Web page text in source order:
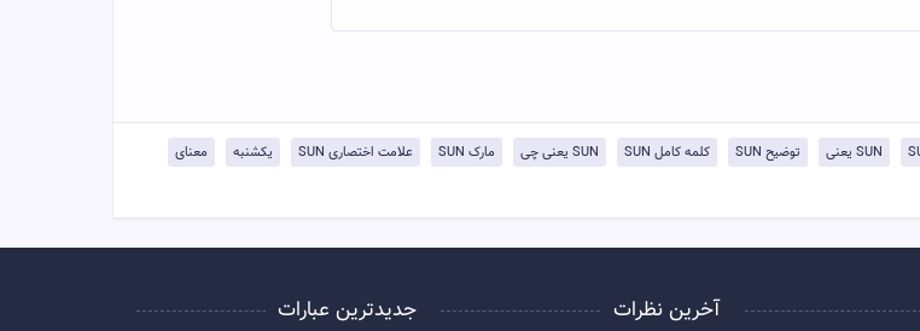
SUN یعنی توضيح SUN کلمه کامل SUN SUN یعنی چی مارک SUN علامت اختصاری SUN یکشنبه
معنای
آخرین نظرات جدیدترین عبارات